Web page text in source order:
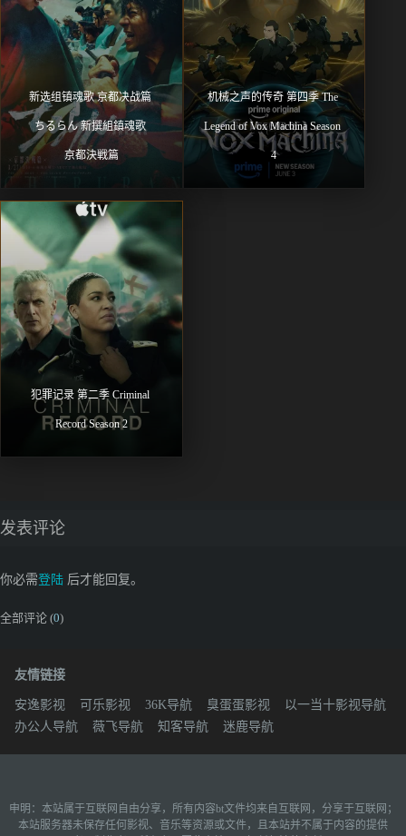
新选组镇魂歌 京都决战篇
ちるらん 新撰組鎮魂歌
京都決戦篇
机械之声的传奇 第四季 The
Legend of Vox Machina Season
4
犯罪记录 第二季 Criminal
Record Season 2
发表评论
你必需登陆 后才能回复。
全部评论 (0)
友情链接
安逸影视 可乐影视 36K导航 臭蛋蛋影视
以一当十影视导航
办公人导航
薇飞导航 知客导航 迷鹿导航
申明：本站属于互联网自由分享，所有内容bt文件均来自互联网，分享于互联网；
本站服务器未保存任何影视、音乐等资源或文件，且本站并不属于内容的提供